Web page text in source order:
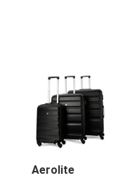
Aerolite